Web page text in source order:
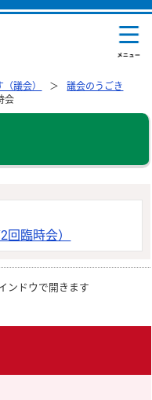
議会）
議会のうごき
会
臨時会）
ンドウで開きます